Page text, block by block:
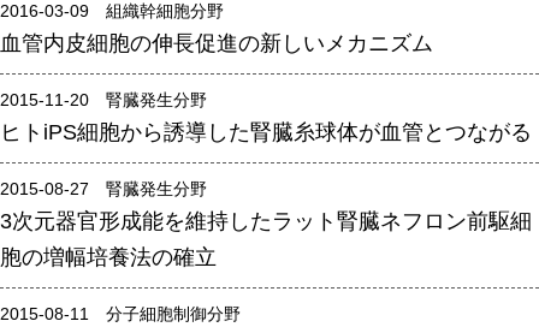
ゲノム神経学分野
細胞脂質代謝分野
細胞医学分野
組織幹細胞分野
2016-03-09 組織幹細胞分野
血管内皮細胞の伸長促進の新しいメカニズム
2015-11-20 腎臓発生分野
ヒトiPS細胞から誘導した腎臓糸球体が血管とつながる
2015-08-27 腎臓発生分野
3次元器官形成能を維持したラット腎臓ネフロン前駆細
胞の増幅培養法の確立
2015-08-11 分子細胞制御分野